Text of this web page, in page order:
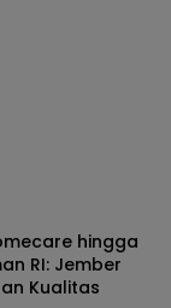
hingga
RI: Jember
Kualitas